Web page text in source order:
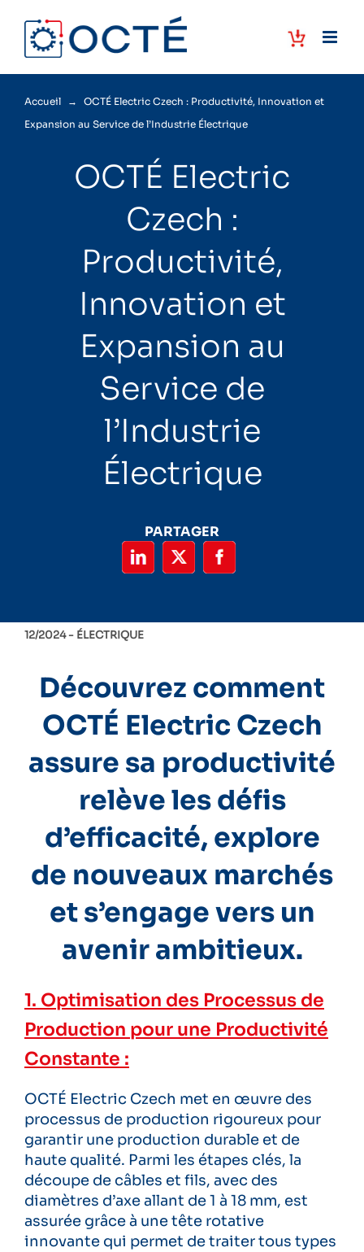
contenu
Accueil →
OCTÉ Electric Czech : Productivité, Innovation et
Expansion au Service de l’Industrie Électrique
OCTÉ Electric
Czech :
Productivité,
Innovation et
Expansion au
Service de
l’Industrie
Électrique
PARTAGER
12/2024 - ÉLECTRIQUE
Découvrez comment
OCTÉ Electric Czech
assure sa productivité
relève les défis
d’efficacité, explore
de nouveaux marchés
et s’engage vers un
avenir ambitieux.
1. Optimisation des Processus de
Production pour une Productivité
Constante :
OCTÉ Electric Czech met en œuvre des
processus de production rigoureux pour
garantir une production durable et de
haute qualité. Parmi les étapes clés, la
découpe de câbles et fils, avec des
diamètres d’axe allant de 1 à 18 mm, est
assurée grâce à une tête rotative
innovante qui permet de traiter tous types